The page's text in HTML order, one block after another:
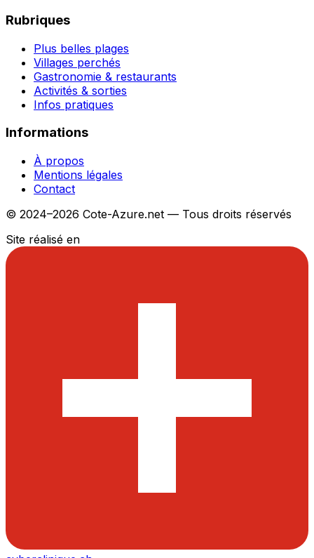
Rubriques
Plus belles plages
Villages perchés
Gastronomie & restaurants
Activités & sorties
Infos pratiques
Informations
À propos
Mentions légales
Contact
© 2024–2026 Cote-Azure.net — Tous droits réservés
Site réalisé en